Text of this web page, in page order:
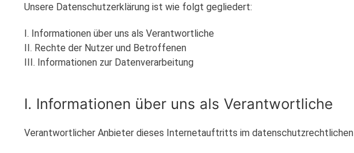
Unsere Datenschutzerklärung ist wie folgt gegliedert:
I. Informationen über uns als Verantwortliche
II. Rechte der Nutzer und Betroffenen
III. Informationen zur Datenverarbeitung
I. Informationen über uns als Verantwortliche
Verantwortlicher Anbieter dieses Internetauftritts im datenschutzrechtlichen